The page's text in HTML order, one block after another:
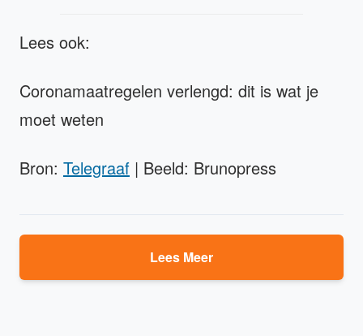
Lees ook:
Coronamaatregelen verlengd: dit is wat je
moet weten
Bron: Telegraaf | Beeld: Brunopress
Lees Meer